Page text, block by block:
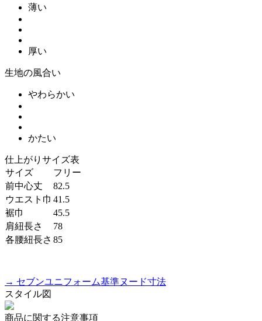
薄い
厚い
生地の風合い
やわらかい
かたい
仕上がりサイズ表
サイズ
フリー
前中心丈
82.5
ウエスト巾 41.5
裾巾
45.5
肩紐長さ
78
各腰紐長さ 85
→ セブンユニフォーム基準ヌード寸法
スタイル図
商品に関する注意事項